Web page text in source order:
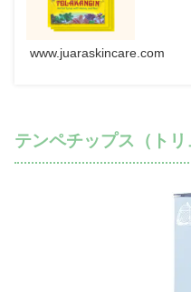
www.juaraskincare.com
テンペチップス（トリ